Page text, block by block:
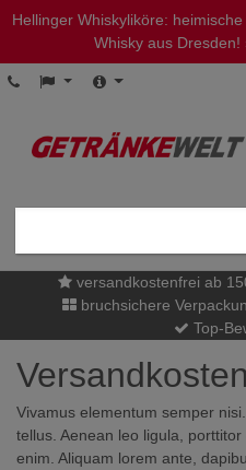
Hellinger Whiskyliköre:
Whisky aus Dresden!
versandkostenfrei ab
bruchsichere
Top-
Versandkosten
Vivamus elementum semper
tellus. Aenean leo ligula,
enim. Aliquam lorem ante,